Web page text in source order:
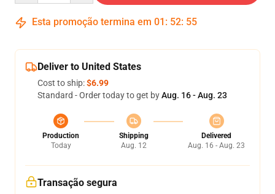
Esta promoção termina em 01 : 52: 54
Deliver to United States
Cost to ship:$6.99
Standard - Order today to get byAug. 16 - Aug. 23
Production
Today
Shipping
Aug. 12
Delivered
Aug. 16 - Aug. 23
Transação segura